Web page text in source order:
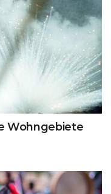
Wohngebiete